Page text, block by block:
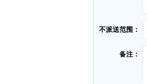
不派送范围：
备注：